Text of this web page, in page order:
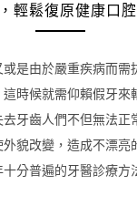
輕鬆復原健康口腔
是由於嚴重疾病而需
時候就需仰賴假牙來
牙齒人們不但無法正
貌改變，造成不漂亮
分普遍的牙醫診療方